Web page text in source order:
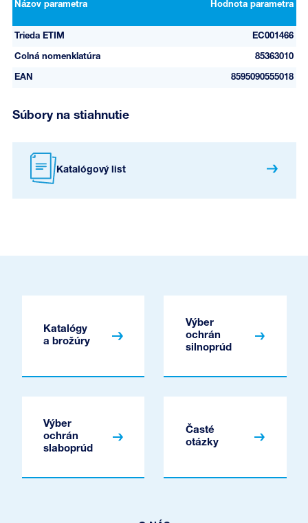
Názov parametra Hodnota parametra
Trieda ETIM EC001466
Colná nomenklatúra 85363010
EAN 8595090555018
Súbory na stiahnutie
Katalógový list
Katalógy
a brožúry
Výber
ochrán
silnoprúd
Výber
ochrán
slaboprúd
Časté
otázky